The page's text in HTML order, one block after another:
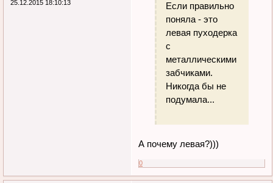
25.12.2015 18:10:13
Если правильно
поняла - это
левая пуходерка
с
металлическими
забчиками.
Никогда бы не
подумала...
А почему левая?)))
0